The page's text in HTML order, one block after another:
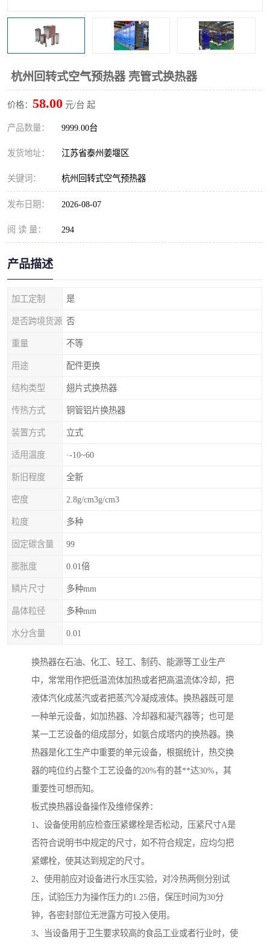
杭州回转式空气预热器 壳管式换热器
价格： 58.00 元/台 起
产品数量： 9999.00台
发货地址： 江苏省泰州姜堰区
关键词： 杭州回转式空气预热器
发布日期： 2026-08-07
阅 读 量： 294
产品描述
加工定制 是
是否跨境货源 否
重量 不等
用途 配件更换
结构类型 翅片式换热器
传热方式 铜管铝片换热器
装置方式 立式
适用温度 ·-10~60
新旧程度 全新
密度 2.8g/cm3g/cm3
粒度 多种
固定碳含量 99
膨胀度 0.01倍
鳞片尺寸 多种mm
晶体粒径 多种mm
水分含量 0.01
换热器在石油、化工、轻工、制药、能源等工业生产
中，常常用作把低温流体加热或者把高温流体冷却，把
液体汽化成蒸汽或者把蒸汽冷凝成液体。换热器既可是
一种单元设备，如加热器、冷却器和凝汽器等；也可是
某一工艺设备的组成部分，如氨合成塔内的换热器。换
热器是化工生产中重要的单元设备，根据统计，热交换
器的吨位约占整个工艺设备的20%有的甚**达30%，其
重要性可想而知。
板式换热器设备操作及维修保养：
1、设备使用前应检查压紧螺栓是否松动，压紧尺寸A是
否符合说明书中规定的尺寸，如不符合规定，应均匀把
紧螺栓，使其达到规定的尺寸。
2、使用前应对设备进行水压实验，对冷热两侧分别试
压，试验压力为操作压力的1.25倍，保压时间为30分
钟，各密封部位无泄露方可投入使用。
3、当设备用于卫生要求较高的食品工业或者行业时，使